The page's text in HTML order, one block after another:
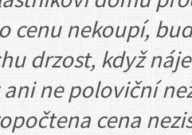
cenu nekoupí,
drzost, když
ne poloviční
cena